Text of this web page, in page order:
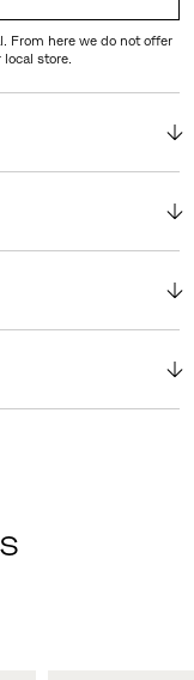
From here we do not offer
store.